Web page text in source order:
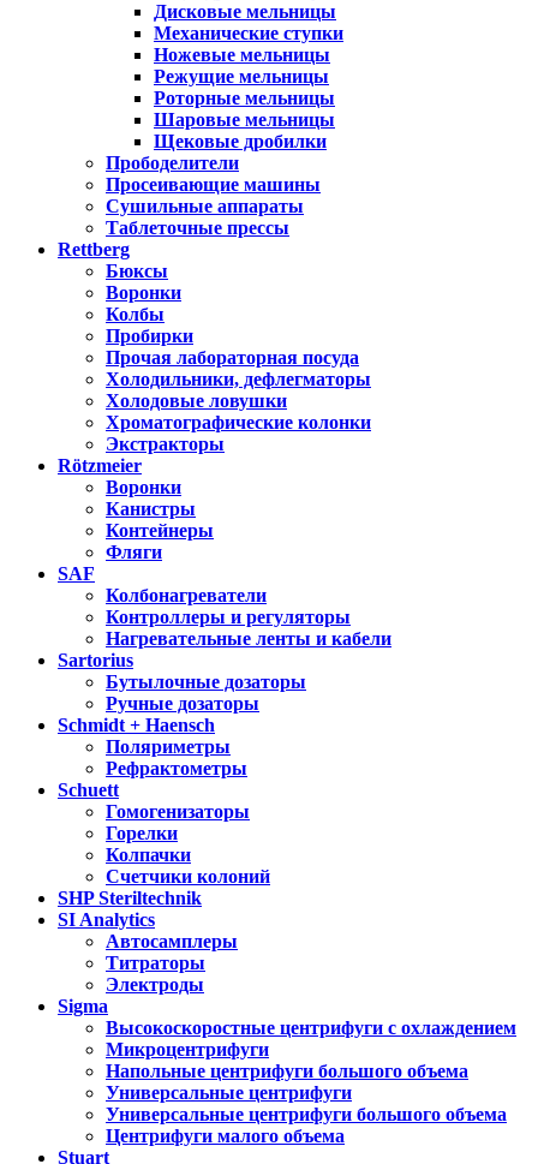
Дисковые мельницы
Механические ступки
Ножевые мельницы
Режущие мельницы
Роторные мельницы
Шаровые мельницы
Щековые дробилки
Прободелители
Просеивающие машины
Сушильные аппараты
Таблеточные прессы
Rettberg
Бюксы
Воронки
Колбы
Пробирки
Прочая лабораторная посуда
Холодильники, дефлегматоры
Холодовые ловушки
Хроматографические колонки
Экстракторы
Rötzmeier
Воронки
Канистры
Контейнеры
Фляги
SAF
Колбонагреватели
Контроллеры и регуляторы
Нагревательные ленты и кабели
Sartorius
Бутылочные дозаторы
Ручные дозаторы
Schmidt + Haensch
Поляриметры
Рефрактометры
Schuett
Гомогенизаторы
Горелки
Колпачки
Счетчики колоний
SHP Steriltechnik
SI Analytics
Автосамплеры
Титраторы
Электроды
Sigma
Высокоскоростные центрифуги с охлаждением
Микроцентрифуги
Напольные центрифуги большого объема
Универсальные центрифуги
Универсальные центрифуги большого объема
Центрифуги малого объема
Stuart